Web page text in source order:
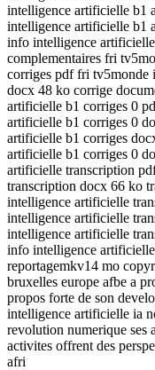
intelligence artificielle b1
intelligence artificielle b1
info intelligence
complementaires fri
corriges pdf fri tv5monde
docx 48 ko corrige
artificielle b1 corriges 0
artificielle b1 corriges 0
artificielle b1 corriges
artificielle b1 corriges 0
artificielle transcription
transcription docx 66 ko
intelligence artificielle
intelligence artificielle
intelligence artificielle
info intelligence
reportagemkv14 mo
bruxelles europe afbe a
propos forte de son
intelligence artificielle ia
revolution numerique ses
activites offrent des
afri